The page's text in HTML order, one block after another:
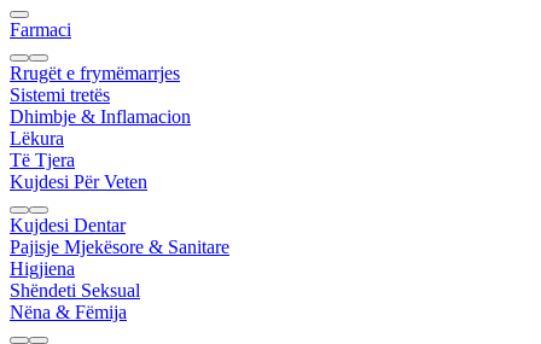
Farmaci
Rrugët e frymëmarrjes
Sistemi tretës
Dhimbje & Inflamacion
Lëkura
Të Tjera
Kujdesi Për Veten
Kujdesi Dentar
Pajisje Mjekësore & Sanitare
Higjiena
Shëndeti Seksual
Nëna & Fëmija